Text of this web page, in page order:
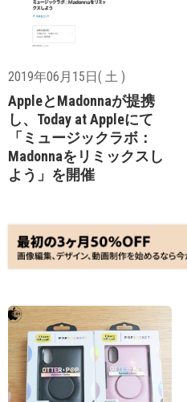
2019年06月15日( 土 )
AppleとMadonnaが提携
し、Today at Appleにて
「ミュージックラボ：
Madonnaをリミックスし
よう」を開催